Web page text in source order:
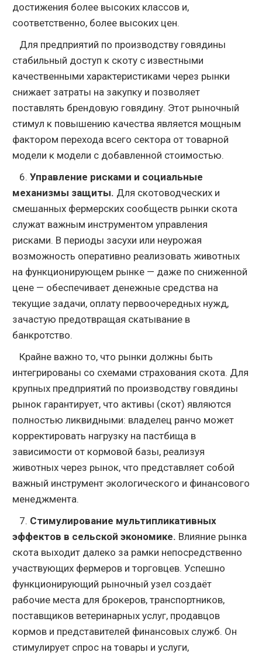
достижения более высоких классов и,
соответственно, более высоких цен.
Для предприятий по производству говядины
стабильный доступ к скоту с известными
качественными характеристиками через рынки
снижает затраты на закупку и позволяет
поставлять брендовую говядину. Этот рыночный
стимул к повышению качества является мощным
фактором перехода всего сектора от товарной
модели к модели с добавленной стоимостью.
6. Управление рисками и социальные
механизмы защиты. Для скотоводческих и
смешанных фермерских сообществ рынки скота
служат важным инструментом управления
рисками. В периоды засухи или неурожая
возможность оперативно реализовать животных
на функционирующем рынке — даже по сниженной
цене — обеспечивает денежные средства на
текущие задачи, оплату первоочередных нужд,
зачастую предотвращая скатывание в
банкротство.
Крайне важно то, что рынки должны быть
интегрированы со схемами страхования скота. Для
крупных предприятий по производству говядины
рынок гарантирует, что активы (скот) являются
полностью ликвидными: владелец ранчо может
корректировать нагрузку на пастбища в
зависимости от кормовой базы, реализуя
животных через рынок, что представляет собой
важный инструмент экологического и финансового
менеджмента.
7. Стимулирование мультипликативных
эффектов в сельской экономике. Влияние рынка
скота выходит далеко за рамки непосредственно
участвующих фермеров и торговцев. Успешно
функционирующий рыночный узел создаёт
рабочие места для брокеров, транспортников,
поставщиков ветеринарных услуг, продавцов
кормов и представителей финансовых служб. Он
стимулирует спрос на товары и услуги,